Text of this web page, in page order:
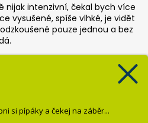
nijak intenzivní, čekal bych více
vysušené, spíše vlhké, je vidět
pouze jednou a bez
si pípáky a čekej na záběr...